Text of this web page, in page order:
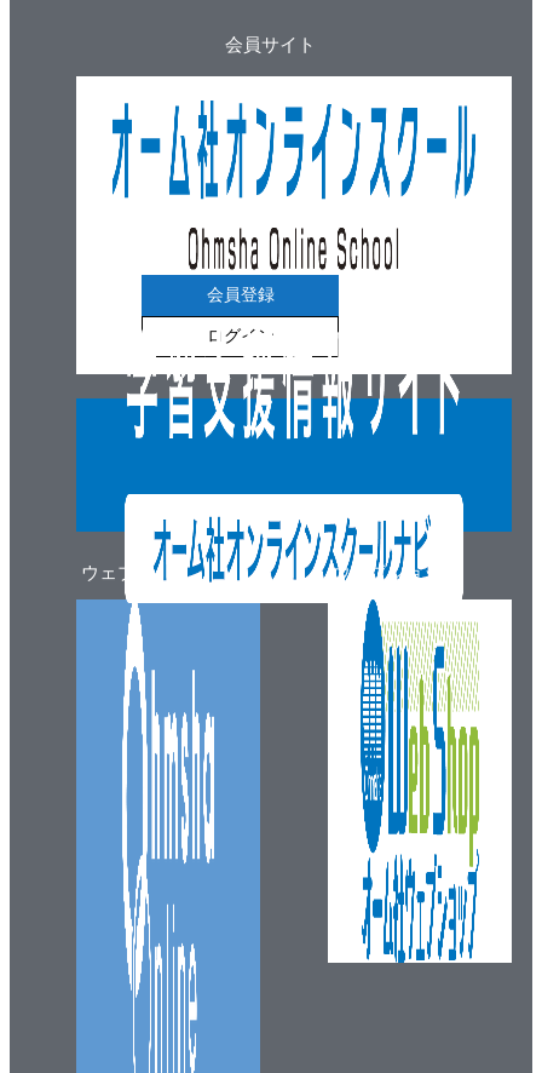
ウェブマガジン
会員サイト
会員登録
ログイン
ウェブショップ